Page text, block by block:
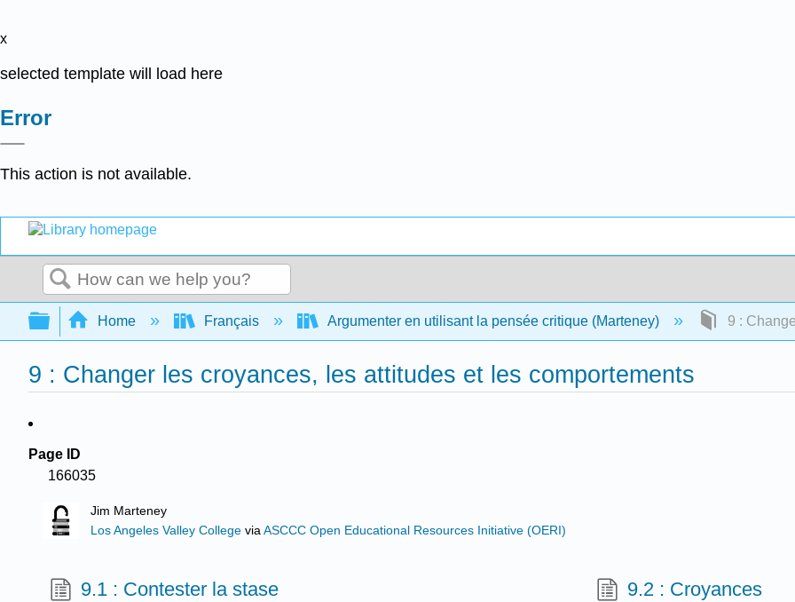
x
selected template will load here
Error
This action is not available.
Search
Expand/collapse global hierarchy
Home Français Argumenter en utilisant la pensée critique (Marteney) 9 :
9 : Changer les croyances, les attitudes et les comportements
Page ID
166035
Jim Marteney
Los Angeles Valley College viaASCCC Open Educational Resources Initiative (OERI)
9.1 : Contester la stase 9.2 : Croyances